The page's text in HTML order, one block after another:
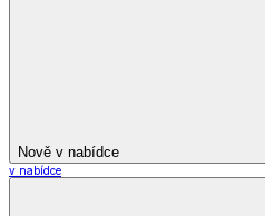
Nově v nabídce
v nabídce